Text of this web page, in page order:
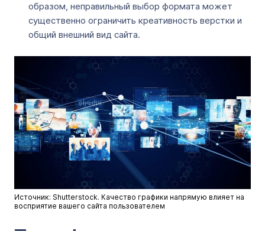
образом, неправильный выбор формата может
существенно ограничить креативность верстки и
общий внешний вид сайта.
Источник: Shutterstock. Качество графики напрямую влияет на
восприятие вашего сайта пользователем